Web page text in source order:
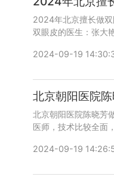
2024年北京擅长做
双眼皮的医生：张大
bianmei0528或者直
2024-09-19
北京朝阳医院陈晓芳
医师，技术比较全面
bianmei0528或者直
2024-09-19